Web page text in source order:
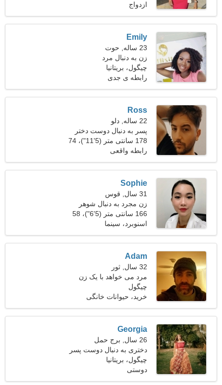
ازدواج
Emily
23 ساله, حوت
زن به دنبال مرد
چیگول، بریتانیا
رابطه ی جدی
Ross
22 ساله, دلو
پسر به دنبال دوست دختر
است
178 سانتی متر (5'11")، 74
کیلوگرم (163 پوند)
رابطه واقعی
Sophie
31 سال, قوس
زن مجرد به دنبال شوهر
166 سانتی متر (5'6")، 58
کیلوگرم (127 پوند)
اسنوبرد، سینما
Adam
32 سال, ثور
مرد می خواهد با یک زن
ملاقات کند
چیگول
خرید، حیوانات خانگی
Georgia
26 سال, برج حمل
دختری به دنبال دوست پسر
28-33
چیگول، بریتانیا
دوستی